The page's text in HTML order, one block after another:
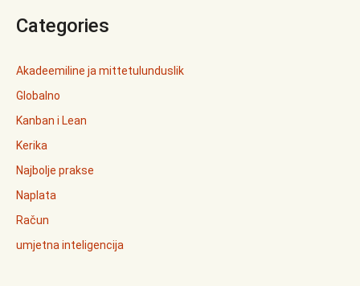
Categories
Akadeemiline ja mittetulunduslik
Globalno
Kanban i Lean
Kerika
Najbolje prakse
Naplata
Račun
umjetna inteligencija